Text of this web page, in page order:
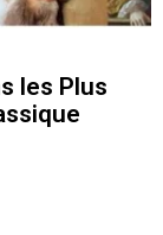
les Plus